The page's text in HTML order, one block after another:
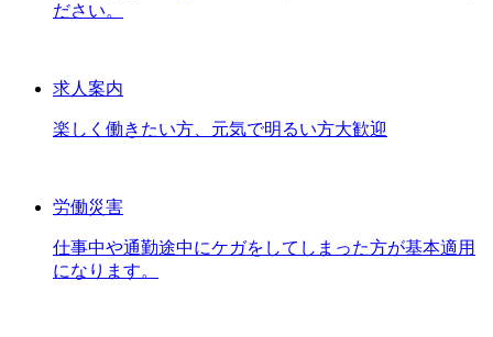
ださい。
求人案内
楽しく働きたい方、元気で明るい方大歓迎
労働災害
仕事中や通勤途中にケガをしてしまった方が基本適用
になります。